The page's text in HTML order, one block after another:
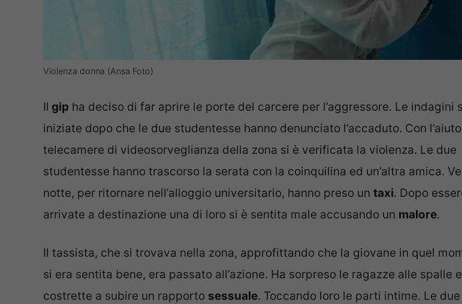
Violenza donna (Ansa Foto)
Il gip ha deciso di far aprire le porte del carcere per l’aggressore. Le indagini
iniziate dopo che le due studentesse hanno denunciato l’accaduto. Con
telecamere di videosorveglianza della zona si è verificata la violenza. Le due
studentesse hanno trascorso la serata con la coinquilina ed un’altra amica.
notte, per ritornare nell’alloggio universitario, hanno preso un taxi. Dopo
arrivate a destinazione una di loro si è sentita male accusando un malore.
Il tassista, che si trovava nella zona, approfittando che la giovane in quel
si era sentita bene, era passato all’azione. Ha sorpreso le ragazze alle spalle
costrette a subire un rapporto sessuale. Toccando loro le parti intime. Le